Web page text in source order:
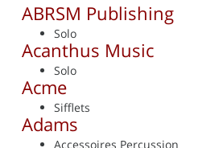
ABRSM Publishing
Solo
Acanthus Music
Solo
Acme
Sifflets
Adams
Accessoires Percussion